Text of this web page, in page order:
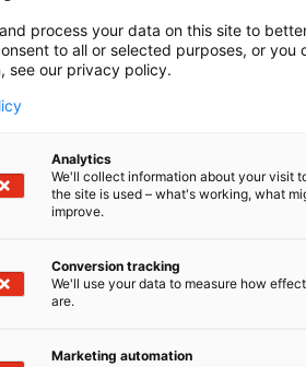
on kehittää aidosti toimivia
jotka vastaavat
jokainen päivä yhdessä
tuotteita maailmanlaajuisesti
13 maassa. Toimimme 39
process your data on this site to
to all or selected purposes, or you
see our privacy policy.
Analytics
We'll collect information about your visit
the site is used – what's working, what
improve.
Conversion tracking
We'll use your data to measure how
are.
Marketing automation